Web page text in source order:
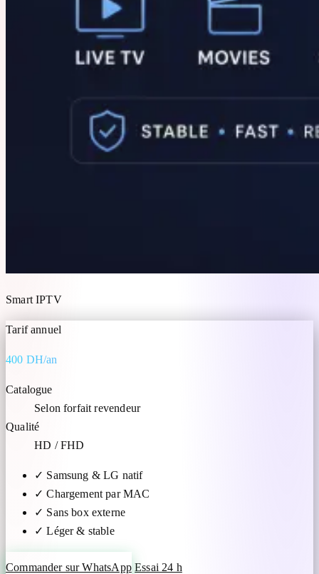
Smart IPTV
Tarif annuel
400 DH/an
Catalogue
Selon forfait revendeur
Qualité
HD / FHD
✓ Samsung & LG natif
✓ Chargement par MAC
✓ Sans box externe
✓ Léger & stable
Commander sur WhatsApp Essai 24 h